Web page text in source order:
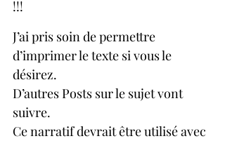
!!!
J’ai pris soin de permettre
d’imprimer le texte si vous le
désirez.
D’autres Posts sur le sujet vont
suivre.
Ce narratif devrait être utilisé avec